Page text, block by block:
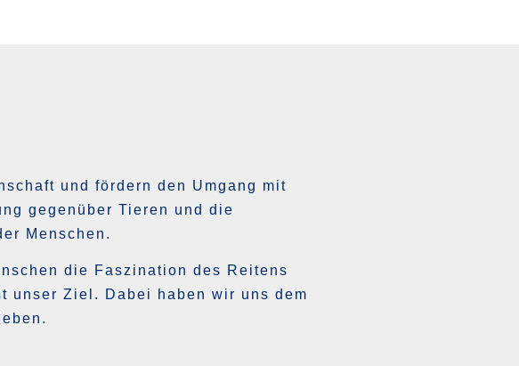
und fördern den Umgang mit
gegenüber Tieren und die
Menschen.
die Faszination des Reitens
unser Ziel. Dabei haben wir uns dem